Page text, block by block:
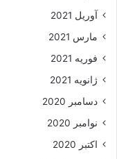
آوریل 2021
مارس 2021
فوریه 2021
ژانویه 2021
دسامبر 2020
نوامبر 2020
اکتبر 2020